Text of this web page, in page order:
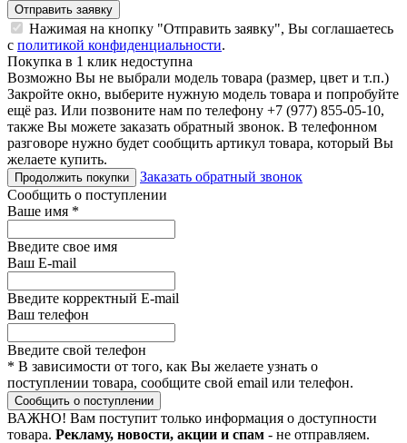
Отправить заявку
Нажимая на кнопку "Отправить заявку", Вы соглашаетесь
с политикой конфиденциальности.
Покупка в 1 клик недоступна
Возможно Вы не выбрали модель товара (размер, цвет и т.п.)
Закройте окно, выберите нужную модель товара и попробуйте
ещё раз. Или позвоните нам по телефону +7 (977) 855-05-10,
также Вы можете заказать обратный звонок. В телефонном
разговоре нужно будет сообщить артикул товара, который Вы
желаете купить.
Продолжить покупки
Заказать обратный звонок
Сообщить о поступлении
Ваше имя *
Введите свое имя
Ваш E-mail
Введите корректный E-mail
Ваш телефон
Введите свой телефон
* В зависимости от того, как Вы желаете узнать о
поступлении товара, сообщите свой email или телефон.
Сообщить о поступлении
ВАЖНО! Вам поступит только информация о доступности
товара. Рекламу, новости, акции и спам - не отправляем.